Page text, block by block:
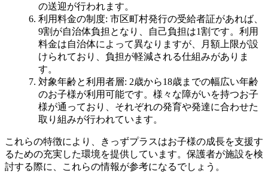
の送迎が行われます。
利用料金の制度: 市区町村発行の受給者証があれば、
9割が自治体負担となり、自己負担は1割です。利用
料金は自治体によって異なりますが、月額上限が設
けられており、負担が軽減される仕組みがありま
す。
対象年齢と利用者層: 2歳から18歳までの幅広い年齢
のお子様が利用可能です。様々な障がいを持つお子
様が通っており、それぞれの発育や発達に合わせた
取り組みが行われています。
これらの特徴により、きっずプラスはお子様の成長を支援す
るための充実した環境を提供しています。保護者が施設を検
討する際に、これらの情報が参考になるでしょう。